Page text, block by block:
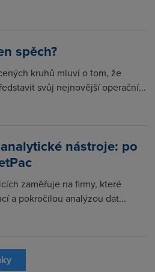
spěch?
kruhů mluví o tom, že
svůj nejnovější operační...
nástroje: po
zaměřuje na firmy, které
a pokročilou analýzou dat...